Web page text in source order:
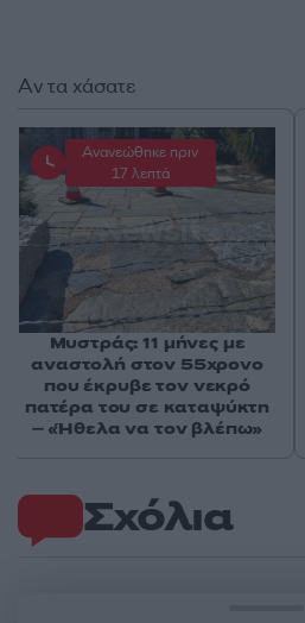
Σχόλια
Αν τα χάσατε
Ανανεώθηκε πριν
17 λεπτά
Μυστράς: 11 μήνες με
αναστολή στον 55χρονο
που έκρυβε τον νεκρό
πατέρα του σε καταψύκτη
– «Ήθελα να τον βλέπω»